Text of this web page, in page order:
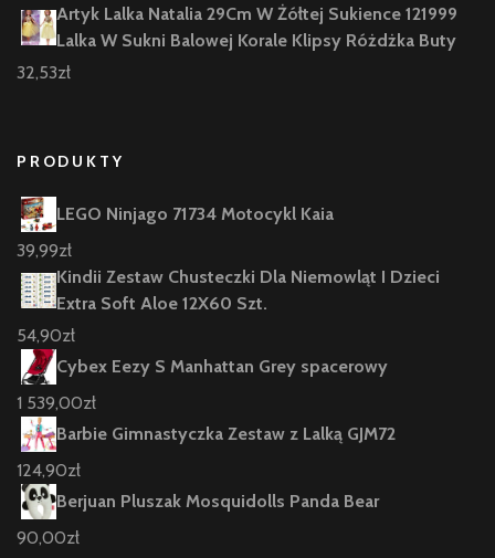
Artyk Lalka Natalia 29Cm W Żółtej Sukience 121999
Lalka W Sukni Balowej Korale Klipsy Różdżka Buty
32,53zł
PRODUKTY
LEGO Ninjago 71734 Motocykl Kaia
39,99zł
Kindii Zestaw Chusteczki Dla Niemowląt I Dzieci
Extra Soft Aloe 12X60 Szt.
54,90zł
Cybex Eezy S Manhattan Grey spacerowy
1 539,00zł
Barbie Gimnastyczka Zestaw z Lalką GJM72
124,90zł
Berjuan Pluszak Mosquidolls Panda Bear
90,00zł